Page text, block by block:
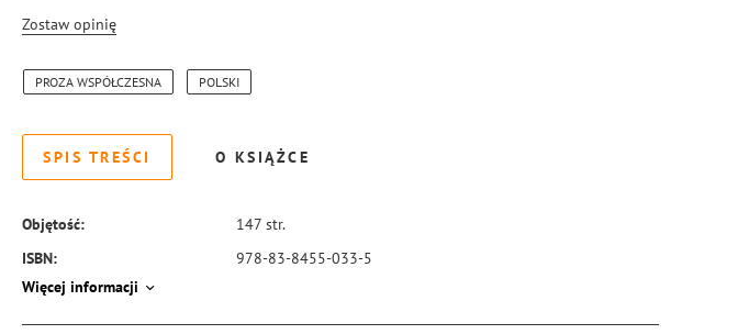
Zostaw opinię
PROZA WSPÓŁCZESNA POLSKI
SPIS TREŚCI O KSIĄŻCE
Objętość: 147 str.
ISBN:
978-83-8455-033-5
Więcej informacji